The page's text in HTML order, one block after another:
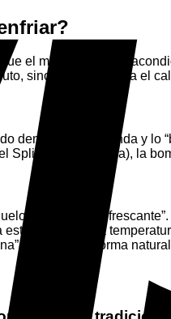
el motor de tu aire
sino que transporta el
dentro de tu vivienda y
Split de toda la vida), la
Radiante /
y baja la
del suelo de forma